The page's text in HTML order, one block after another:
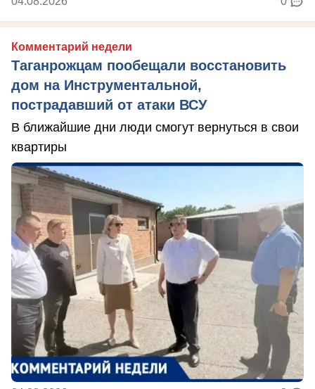
Комментарий недели
Таганрожцам пообещали восстановить
дом на Инструментальной,
пострадавший от атаки ВСУ
В ближайшие дни люди смогут вернуться в свои
квартиры